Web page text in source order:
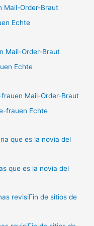
Mail-Order-Braut
Echte
Mail-Order-Braut
Echte
Mail-Order-Braut
frauen Echte
que es la novia del
que es la novia del
revisiГіn de sitios de